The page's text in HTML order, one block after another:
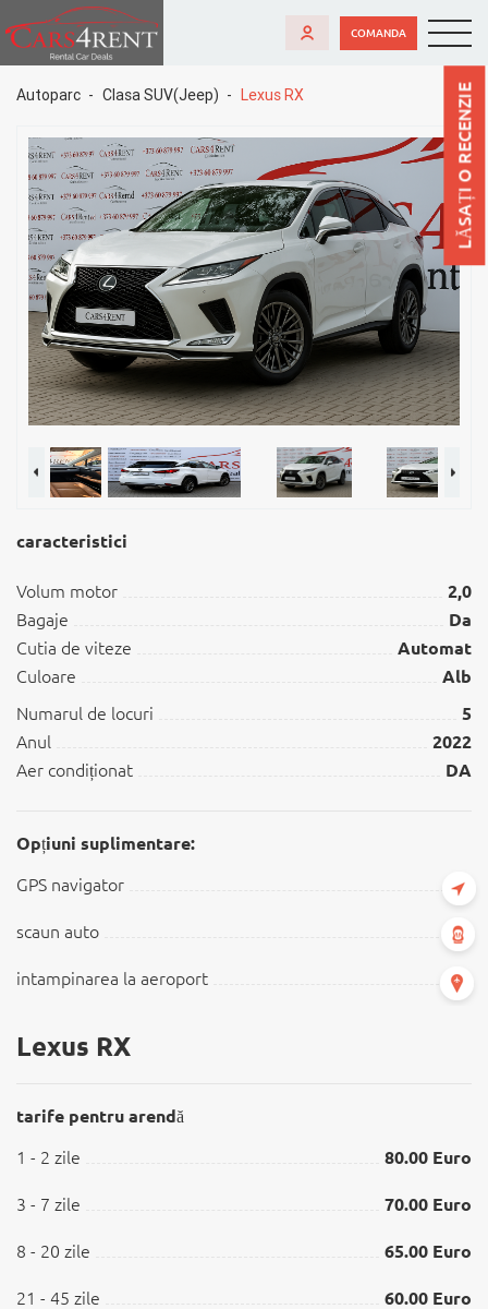
COMANDA
LĂSAȚI O RECENZIE
Autoparc Clasa SUV(Jeep) Lexus RX
caracteristici
Volum motor
2,0
Bagaje
Da
Cutia de viteze
Automat
Culoare
Alb
Numarul de locuri
5
Anul
2022
Aer condiționat
DA
Opțiuni suplimentare:
GPS navigator
scaun auto
intampinarea la aeroport
Lexus RX
tarife pentru arendă
1 - 2 zile 80.00 Euro
3 - 7 zile 70.00 Euro
8 - 20 zile 65.00 Euro
21 - 45 zile 60.00 Euro